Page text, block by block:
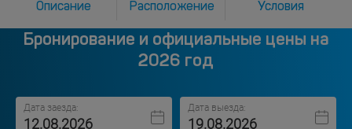
Описание Расположение Условия
Бронирование и официальные цены на
2026 год
Дата заезда: Дата выезда: